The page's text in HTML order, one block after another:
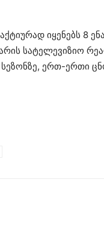
იყენებს 8
სატელევიზიო
ერთ-ერთი